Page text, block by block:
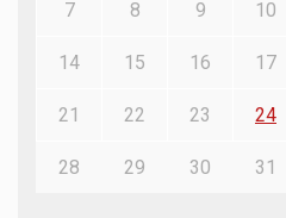
7 8 9 10
14 15 16 17
21 22 23 24
28 29 30 31